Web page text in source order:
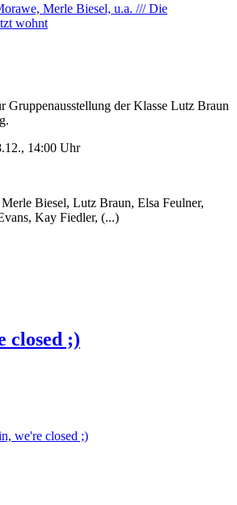
Gruppenausstellung der Klasse Lutz Braun
14:00 Uhr
Biesel, Lutz Braun, Elsa Feulner,
Kay Fiedler, (...)
closed ;)